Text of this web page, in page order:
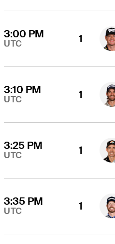
3:00 PM
UTC 1
3:10 PM
UTC 1
3:25 PM
UTC 1
3:35 PM
UTC 1